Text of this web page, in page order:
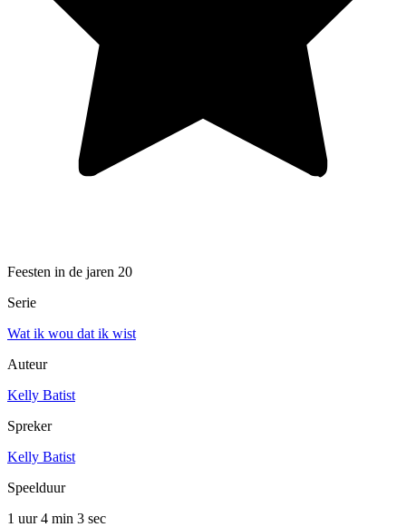
Feesten in de jaren 20
Serie
Wat ik wou dat ik wist
Auteur
Kelly Batist
Spreker
Kelly Batist
Speelduur
1 uur 4 min 3 sec